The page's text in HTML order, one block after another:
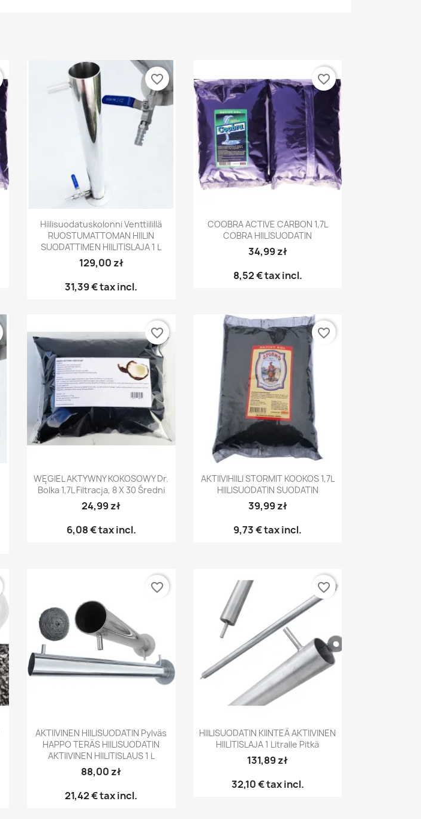
Pikakatselu
Hiilisuodatuskolonni Venttiilillä
RUOSTUMATTOMAN HIILIN
SUODATTIMEN HIILITISLAJA 1 L
129,00 zł
31,39 €tax incl.
favorite_border
Pikakatselu
COOBRA ACTIVE CARBON 1,7L
COBRA HIILISUODATIN
34,99 zł
8,52 €tax incl.
favorite_border
Pikakatselu
WĘGIEL AKTYWNY KOKOSOWY Dr.
Bolka 1,7L Filtracja, 8 X 30 Średni
24,99 zł
6,08 €tax incl.
favorite_border
Pikakatselu
AKTIIVIHIILI STORMIT KOOKOS 1,7L
HIILISUODATIN SUODATIN
39,99 zł
9,73 €tax incl.
favorite_border
 Pikakatselu
AKTIIVINEN HIILISUODATIN Pylväs
HAPPO TERÄS HIILISUODATIN
AKTIIVINEN HIILITISLAUS 1 L
88,00 zł
21,42 €tax incl.
favorite_border
Pikakatselu
HIILISUODATIN KIINTEÄ AKTIIVINEN
HIILITISLAJA 1 Litralle Pitkä
131,89 zł
32,10 €tax incl.
favorite_border